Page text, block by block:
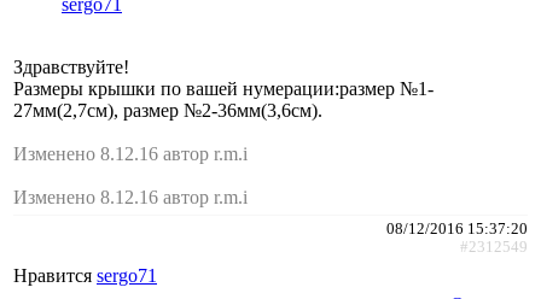
Здравствуйте!
Размеры крышки по вашей нумерации:размер №1-
27мм(2,7см), размер №2-36мм(3,6см).
Изменено 8.12.16 автор r.m.i
Изменено 8.12.16 автор r.m.i
08/12/2016 15:37:20
#2312549
Нравится sergo71